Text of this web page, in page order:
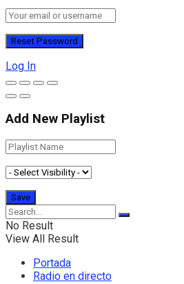
Log In
Add New Playlist
No Result
View All Result
Portada
Radio en directo